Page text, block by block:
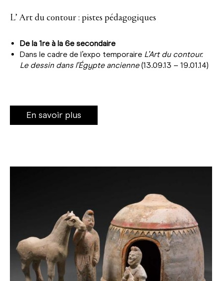
L’ Art du contour : pistes pédagogiques
De la 1re à la 6e secondaire
Dans le cadre de l’expo temporaire L’Art du contour.
Le dessin dans l’Égypte ancienne(13.09.13 – 19.01.14)
En savoir plus